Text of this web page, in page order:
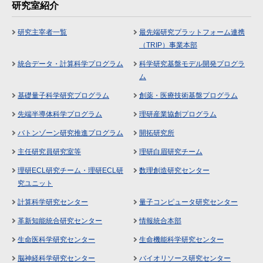
研究室紹介
研究主宰者一覧
最先端研究プラットフォーム連携
（TRIP）事業本部
統合データ・計算科学プログラム
科学研究基盤モデル開発プログラ
ム
基礎量子科学研究プログラム 創薬・医療技術基盤プログラム
先端半導体科学プログラム 理研産業協創プログラム
バトンゾーン研究推進プログラム 開拓研究所
主任研究員研究室等 理研白眉研究チーム
理研ECL研究チーム・理研ECL研
究ユニット
数理創造研究センター
計算科学研究センター 量子コンピュータ研究センター
革新知能統合研究センター 情報統合本部
生命医科学研究センター 生命機能科学研究センター
脳神経科学研究センター バイオリソース研究センター